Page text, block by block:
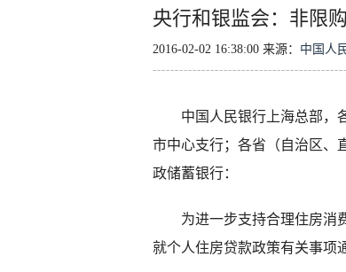
央行和银监会：非限
2016-02-02 16:38:00 来源： 中国人
中国人民银行上海总部，各
市中心支行；各省（自治区、
政储蓄银行：
为进一步支持合理住房消费
就个人住房贷款政策有关事项